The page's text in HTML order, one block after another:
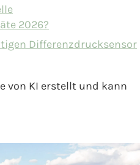
2026?
Differenzdrucksensor
von KI erstellt und kann